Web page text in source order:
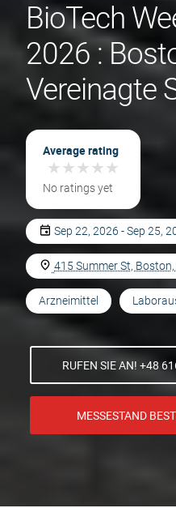
BioTech
2026 :
Vereinagte
Average rating
★★★★★
★★★★★
No ratings yet
Sep 22, 2026 - Sep 25,
415 Summer St,
Arzneimittel
RUFEN SIE AN! +48
MESSESTAND